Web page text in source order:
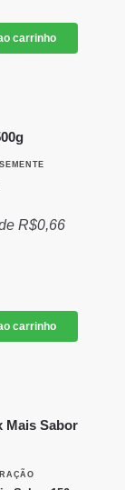
carrinho
SEMENTE
R$0,66
carrinho
RAÇÃO